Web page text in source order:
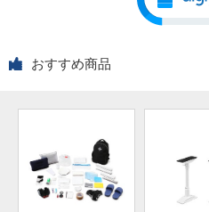
おすすめ商品